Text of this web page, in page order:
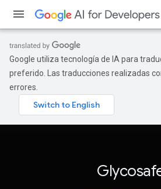
Google utiliza tecnología de IA para
preferido. Las traducciones realizadas
errores.